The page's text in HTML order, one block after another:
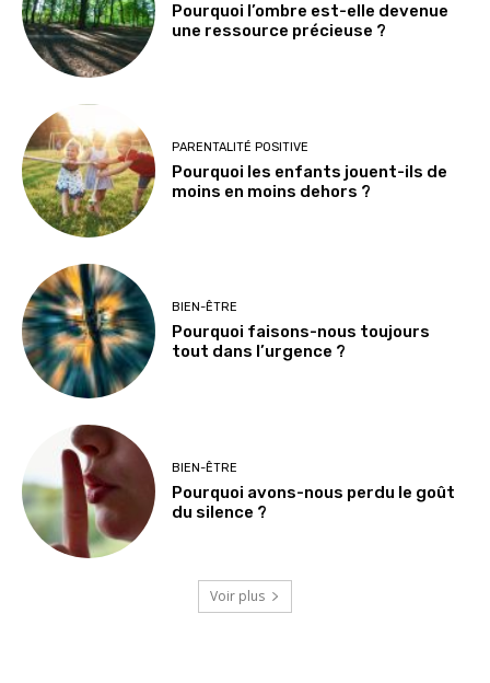
Pourquoi l’ombre est-elle devenue
une ressource précieuse ?
PARENTALITÉ POSITIVE
Pourquoi les enfants jouent-ils de
moins en moins dehors ?
BIEN-ÊTRE
Pourquoi faisons-nous toujours
tout dans l’urgence ?
BIEN-ÊTRE
Pourquoi avons-nous perdu le goût
du silence ?
Voir plus